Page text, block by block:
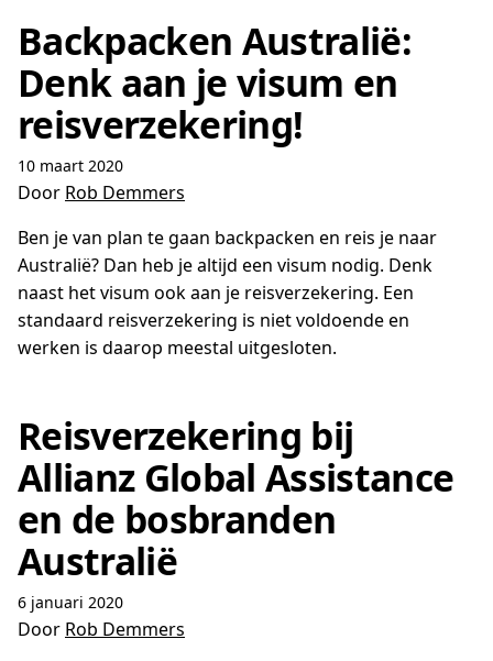
Backpacken Australië:
Denk aan je visum en
reisverzekering!
10 maart 2020
Door Rob Demmers
Ben je van plan te gaan backpacken en reis je naar
Australië? Dan heb je altijd een visum nodig. Denk
naast het visum ook aan je reisverzekering. Een
standaard reisverzekering is niet voldoende en
werken is daarop meestal uitgesloten.
Reisverzekering bij
Allianz Global Assistance
en de bosbranden
Australië
6 januari 2020
Door Rob Demmers